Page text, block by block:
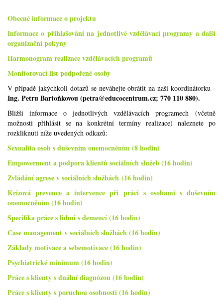
Obecné informace o projektu
Informace o přihlašování na jednotlivé vzdělávací programy a další
organizační pokyny
Harmonogram realizace vzdělávacích programů
Monitorovací list podpořené osoby
V případě jakýchkoli dotazů se neváhejte obrátit na naši koordinátorku -
Ing. Petru Bartoňkovou (petra@educocentrum.cz; 770 110 880).
Bližší informace o jednotlivých vzdělávacích programech (včetně
možnosti přihlásit se na konkrétní termíny realizace) naleznete po
rozkliknutí níže uvedených odkazů:
Sexualita osob s duševním onemocněním (8 hodin)
Empowerment a podpora klientů sociálních služeb (16 hodin)
Zvládání agrese v sociálních službách (16 hodin)
Krizová prevence a intervence při práci s osobami s duševním
onemocněním (16 hodin)
Specifika práce s lidmi s demencí (16 hodin)
Case management v sociálních službách (16 hodin)
Základy motivace a sebemotivace (16 hodin)
Psychiatrické minimum (16 hodin)
Práce s klienty s duální diagnózou (16 hodin)
Práce s klienty s poruchou osobnosti (16 hodin)